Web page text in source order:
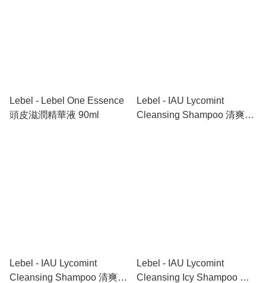
Lebel - Lebel One Essence
頭皮滋潤精華液 90ml
Lebel - IAU Lycomint
Cleansing Shampoo 清爽冰
Lebel - IAU Lycomint
Cleansing Shampoo 清爽冰
Lebel - IAU Lycomint
Cleansing Icy Shampoo 加